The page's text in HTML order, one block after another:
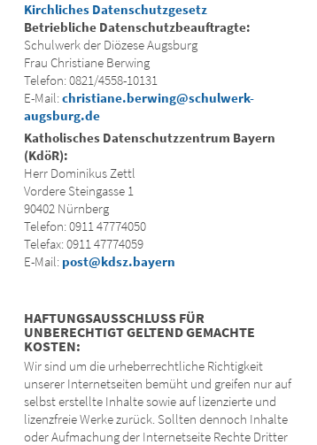
Kirchliches Datenschutzgesetz
Betriebliche Datenschutzbeauftragte:
Schulwerk der Diözese Augsburg
Frau Christiane Berwing
Telefon: 0821/4558-10131
E-Mail:christiane.berwing@schulwerk-
augsburg.de
Katholisches Datenschutzzentrum Bayern
(KdöR):
Herr Dominikus Zettl
Vordere Steingasse 1
90402 Nürnberg
Telefon: 0911 47774050
Telefax: 0911 47774059
E-Mail: post@kdsz.bayern
HAFTUNGSAUSSCHLUSS FÜR
UNBERECHTIGT GELTEND GEMACHTE
KOSTEN:
Wir sind um die urheberrechtliche Richtigkeit
unserer Internetseiten bemüht und greifen nur auf
selbst erstellte Inhalte sowie auf lizenzierte und
lizenzfreie Werke zurück. Sollten dennoch Inhalte
oder Aufmachung der Internetseite Rechte Dritter